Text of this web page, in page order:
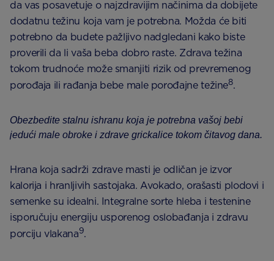
da vas posavetuje o najzdravijim načinima da dobijete
dodatnu težinu koja vam je potrebna. Možda će biti
potrebno da budete pažljivo nadgledani kako biste
proverili da li vaša beba dobro raste. Zdrava težina
tokom trudnoće može smanjiti rizik od prevremenog
porođaja ili rađanja bebe male porođajne težine8.
Obezbedite stalnu ishranu koja je potrebna vašoj bebi
jedući male obroke i zdrave grickalice tokom čitavog dana.
Hrana koja sadrži zdrave masti je odličan je izvor
kalorija i hranljivih sastojaka. Avokado, orašasti plodovi i
semenke su idealni. Integralne sorte hleba i testenine
isporučuju energiju usporenog oslobađanja i zdravu
porciju vlakana9.